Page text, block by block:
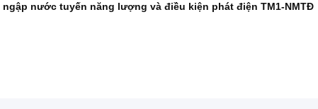
nước tuyến năng lượng và điều kiện phát điện TM1-NMTĐ